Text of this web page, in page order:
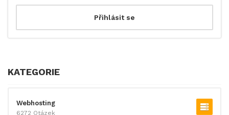
KATEGORIE
Webhosting
6272 Otázek